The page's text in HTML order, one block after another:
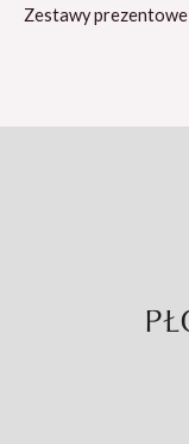
Zestawy prezentowe